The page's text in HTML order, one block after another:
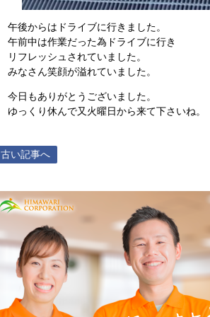
午後からはドライブに行きました。
午前中は作業だった為ドライブに行き
リフレッシュされていました。
みなさん笑顔が溢れていました。
今日もありがとうございました。
ゆっくり休んで又火曜日から来て下さいね。
古い記事へ